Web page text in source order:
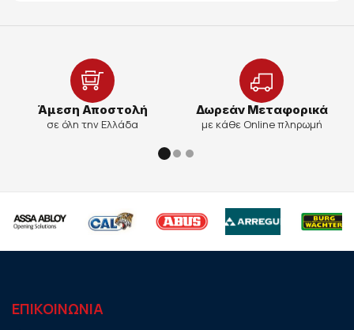
Άμεση Αποστολή
σε όλη την Ελλάδα
Δωρεάν Μεταφορικά
με κάθε Online πληρωμή
ΕΠΙΚΟΙΝΩΝΙΑ